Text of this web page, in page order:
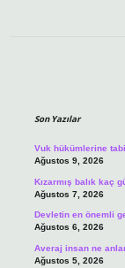
Son Yazılar
Vuk hükümlerine
Ağustos 9, 2026
Kızarmış balık kaç
Ağustos 7, 2026
Devletin en önemli
Ağustos 6, 2026
Averaj insan ne
Ağustos 5, 2026